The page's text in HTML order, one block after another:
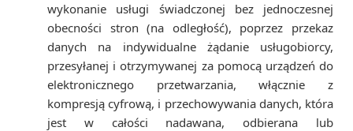
wykonanie usługi świadczonej bez jednoczesnej
obecności stron (na odległość), poprzez przekaz
danych na indywidualne żądanie usługobiorcy,
przesyłanej i otrzymywanej za pomocą urządzeń do
elektronicznego przetwarzania, włącznie z
kompresją cyfrową, i przechowywania danych, która
jest w całości nadawana, odbierana lub